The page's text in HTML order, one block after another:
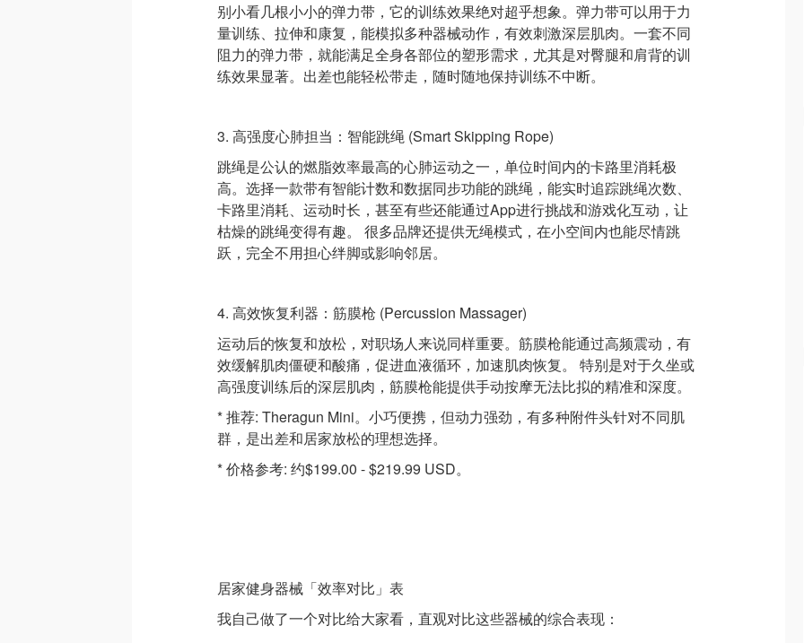
别小看几根小小的弹力带，它的训练效果绝对超乎想象。弹力带可以用于力
量训练、拉伸和康复，能模拟多种器械动作，有效刺激深层肌肉。一套不同
阻力的弹力带，就能满足全身各部位的塑形需求，尤其是对臀腿和肩背的训
练效果显著。出差也能轻松带走，随时随地保持训练不中断。
3. 高强度心肺担当：智能跳绳 (Smart Skipping Rope)
跳绳是公认的燃脂效率最高的心肺运动之一，单位时间内的卡路里消耗极
高。选择一款带有智能计数和数据同步功能的跳绳，能实时追踪跳绳次数、
卡路里消耗、运动时长，甚至有些还能通过App进行挑战和游戏化互动，让
枯燥的跳绳变得有趣。 很多品牌还提供无绳模式，在小空间内也能尽情跳
跃，完全不用担心绊脚或影响邻居。
4. 高效恢复利器：筋膜枪 (Percussion Massager)
运动后的恢复和放松，对职场人来说同样重要。筋膜枪能通过高频震动，有
效缓解肌肉僵硬和酸痛，促进血液循环，加速肌肉恢复。 特别是对于久坐或
高强度训练后的深层肌肉，筋膜枪能提供手动按摩无法比拟的精准和深度。
* 推荐: Theragun Mini。小巧便携，但动力强劲，有多种附件头针对不同肌
群，是出差和居家放松的理想选择。
* 价格参考: 约$199.00 - $219.99 USD。
居家健身器械「效率对比」表
我自己做了一个对比给大家看，直观对比这些器械的综合表现：